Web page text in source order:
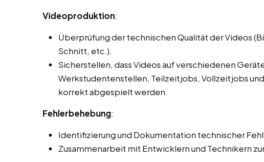
Videoproduktion:
Überprüfung der technischen Qualität der Videos
Schnitt, etc.).
Sicherstellen, dass Videos auf verschiedenen
Werkstudentenstellen, Teilzeitjobs, Vollzeitjobs
korrekt abgespielt werden.
Fehlerbehebung:
Identifizierung und Dokumentation technischer
Zusammenarbeit mit Entwicklern und Technikern